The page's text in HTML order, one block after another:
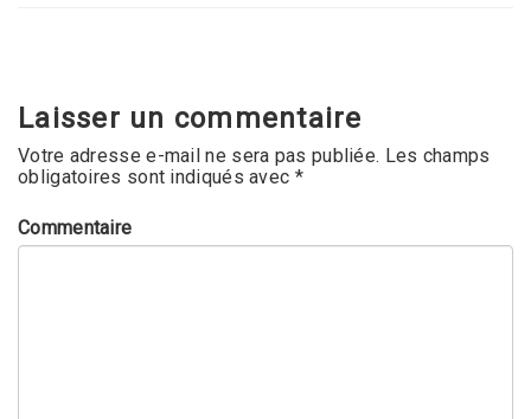
Laisser un commentaire
Votre adresse e-mail ne sera pas publiée. Les champs
obligatoires sont indiqués avec *
Commentaire